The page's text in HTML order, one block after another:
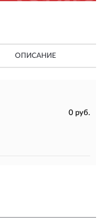
ОПИСАНИЕ
0 руб.